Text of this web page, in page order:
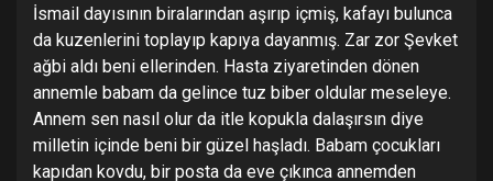
İsmail dayısının biralarından aşırıp içmiş, kafayı bulunca
da kuzenlerini toplayıp kapıya dayanmış. Zar zor Şevket
ağbi aldı beni ellerinden. Hasta ziyaretinden dönen
annemle babam da gelince tuz biber oldular meseleye.
Annem sen nasıl olur da itle kopukla dalaşırsın diye
milletin içinde beni bir güzel haşladı. Babam çocukları
kapıdan kovdu, bir posta da eve çıkınca annemden